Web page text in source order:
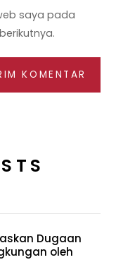
saya pada
Dugaan
oleh